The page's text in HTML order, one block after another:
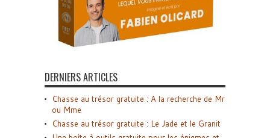
DERNIERS ARTICLES
Chasse au trésor gratuite : A la recherche de Mr
ou Mme
Chasse au trésor gratuite : Le Jade et le Granit